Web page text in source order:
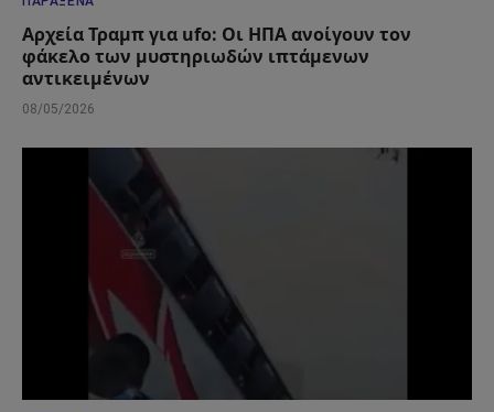
Αρχεία Τραμπ για ufo: Οι ΗΠΑ ανοίγουν τον
φάκελο των μυστηριωδών ιπτάμενων
αντικειμένων
08/05/2026